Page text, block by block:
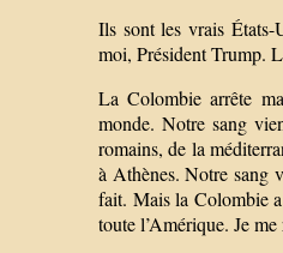
Ils sont les vrais États-
moi, Président Trump.
La Colombie arrête
monde. Notre sang
romains, de la
à Athènes. Notre sang
fait. Mais la Colombie
toute l’Amérique. Je